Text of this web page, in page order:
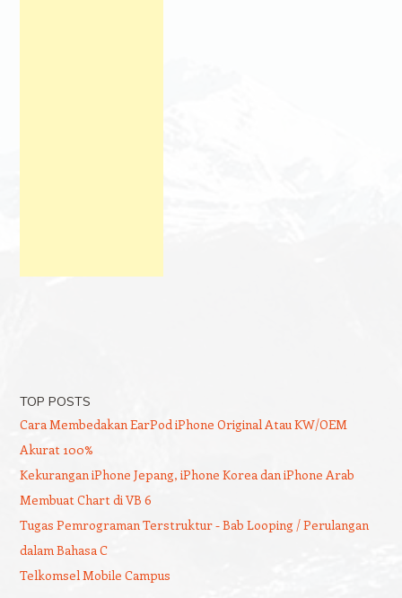
TOP POSTS
Cara Membedakan EarPod iPhone Original Atau KW/OEM
Akurat 100%
Kekurangan iPhone Jepang, iPhone Korea dan iPhone Arab
Membuat Chart di VB 6
Tugas Pemrograman Terstruktur - Bab Looping / Perulangan
dalam Bahasa C
Telkomsel Mobile Campus